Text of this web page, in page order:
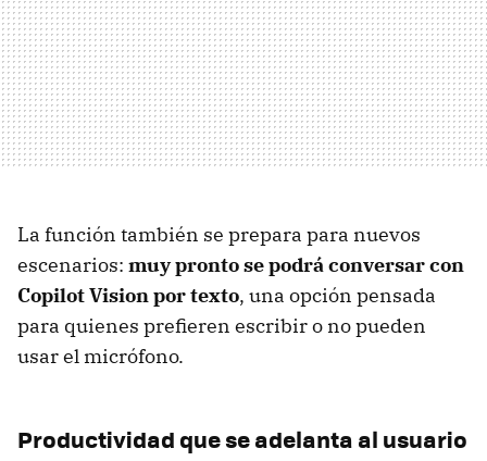
La función también se prepara para nuevos
escenarios: muy pronto se podrá conversar con
Copilot Vision por texto, una opción pensada
para quienes prefieren escribir o no pueden
usar el micrófono.
Productividad que se adelanta al usuario